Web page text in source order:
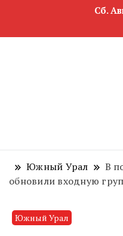
Сб.
Южный Урал
В
обновили входную
Южный Урал